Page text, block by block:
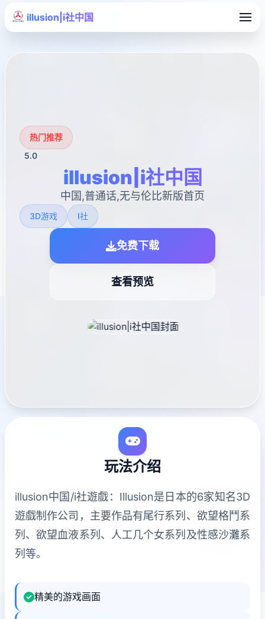
illusion|i社中国
热门推荐
5.0
illusion|i社中国
中国,普通话,无与伦比新版首页
3D游戏 I社
免费下载
查看预览
玩法介绍
illusion中国/i社遊戲：Illusion是日本的6家知名3D
遊戲制作公司，主要作品有尾行系列、欲望格鬥系
列、欲望血液系列、人工几个女系列及性感沙灘系
列等。
精美的游戏画面